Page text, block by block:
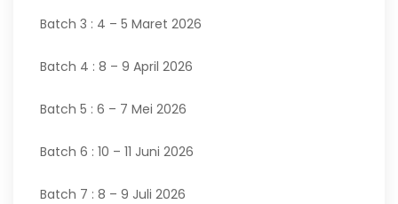
Batch 3 : 4 – 5 Maret 2026
Batch 4 : 8 – 9 April 2026
Batch 5 : 6 – 7 Mei 2026
Batch 6 : 10 – 11 Juni 2026
Batch 7 : 8 – 9 Juli 2026